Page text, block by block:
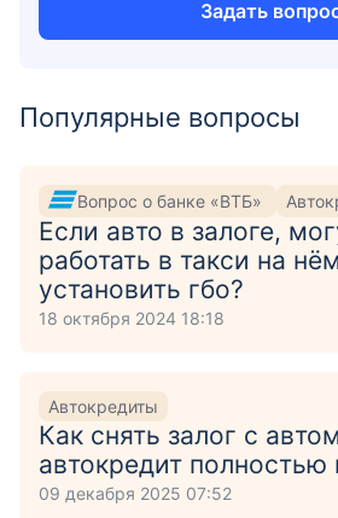
Задать
Популярные вопросы
Вопрос о банке «ВТБ»
Если авто в залоге,
работать в такси на
установить гбо?
18 октября 2024 18:18
Автокредиты
Как снять залог с
автокредит полностью
09 декабря 2025 07:52